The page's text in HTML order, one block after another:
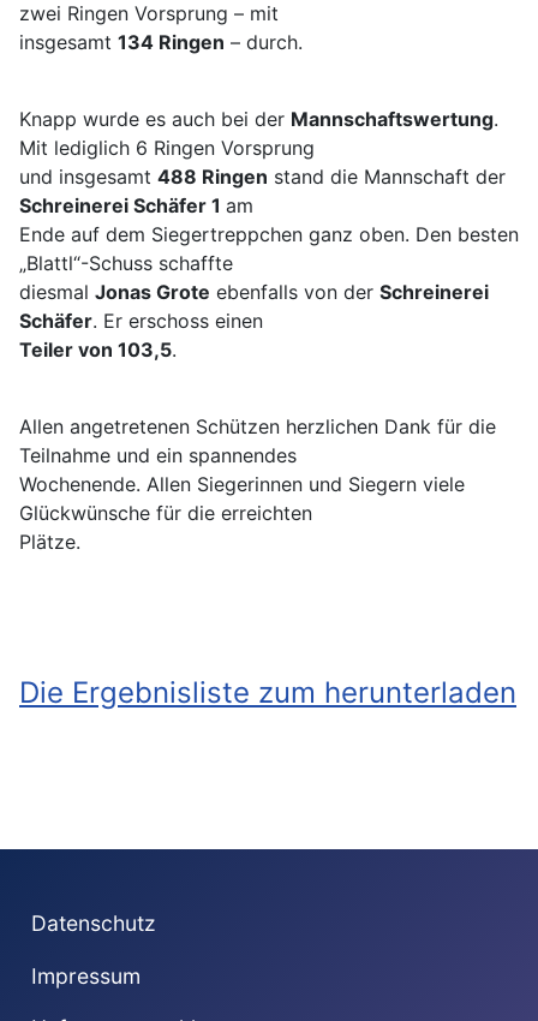
zwei Ringen Vorsprung – mit
insgesamt 134 Ringen – durch.
Knapp wurde es auch bei der Mannschaftswertung.
Mit lediglich 6 Ringen Vorsprung
und insgesamt 488 Ringen stand die Mannschaft der
Schreinerei Schäfer 1 am
Ende auf dem Siegertreppchen ganz oben. Den besten
„Blattl“-Schuss schaffte
diesmal Jonas Grote ebenfalls von der Schreinerei
Schäfer. Er erschoss einen
Teiler von 103,5.
Allen angetretenen Schützen herzlichen Dank für die
Teilnahme und ein spannendes
Wochenende. Allen Siegerinnen und Siegern viele
Glückwünsche für die erreichten
Plätze.
Die Ergebnisliste zum herunterladen
Datenschutz
Impressum